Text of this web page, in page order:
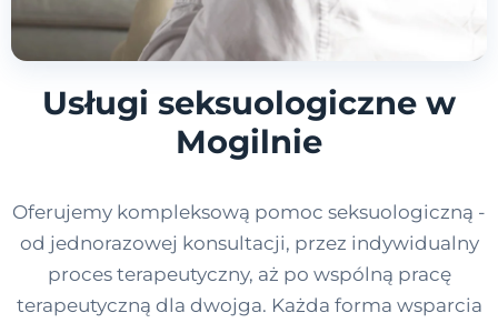
Usługi seksuologiczne w
Mogilnie
Oferujemy kompleksową pomoc seksuologiczną -
od jednorazowej konsultacji, przez indywidualny
proces terapeutyczny, aż po wspólną pracę
terapeutyczną dla dwojga. Każda forma wsparcia